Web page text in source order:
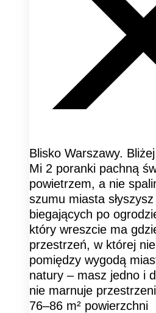
Blisko Warszawy.
Mi 2 poranki pachną
powietrzem, a nie
szumu miasta
biegających po
który wreszcie ma
przestrzeń, w której
pomiędzy wygodą
natury – masz jedno i
nie marnuje
76–86 m² powierzchni